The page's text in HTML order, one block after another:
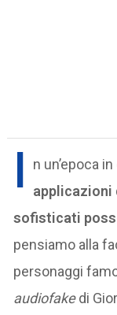
I n un’epoca
applicazioni
sofisticati
pensiamo alla
personaggi
audiofakedi